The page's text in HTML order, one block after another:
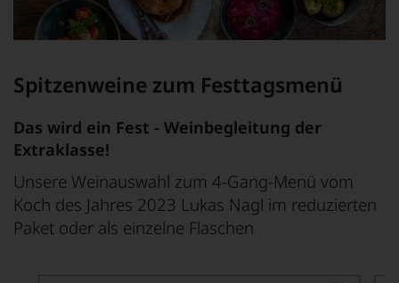
Spitzenweine zum Festtagsmenü
Das wird ein Fest - Weinbegleitung der
Extraklasse!
Unsere Weinauswahl zum 4-Gang-Menü vom
Koch des Jahres 2023 Lukas Nagl im reduzierten
Paket oder als einzelne Flaschen